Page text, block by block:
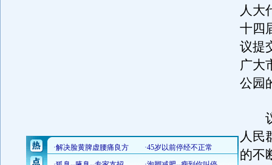
人大
十四
议提
广大
公园
议
人民
的不